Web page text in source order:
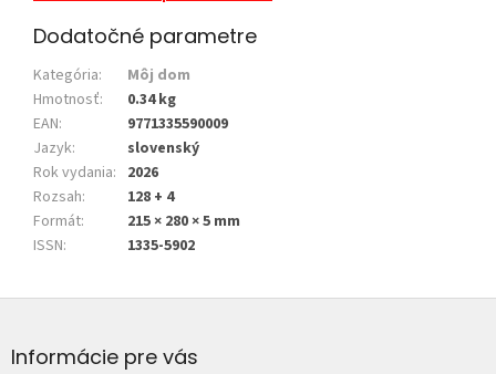
Dodatočné parametre
Kategória:
Môj dom
Hmotnosť:
0.34 kg
EAN:
9771335590009
Jazyk:
slovenský
Rok vydania: 2026
Rozsah:
128 + 4
Formát:
215 × 280 × 5 mm
ISSN: 1335-5902
pInformácie pre vás